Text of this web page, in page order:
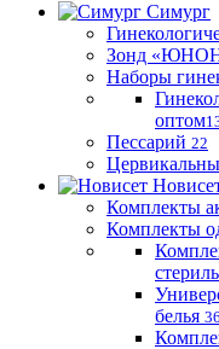
Симург
Зонд
Наборы
оптом
Пессарий 22
Комплекты
Комплекты
белья 36